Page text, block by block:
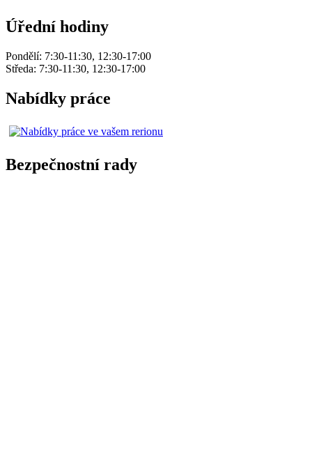
Úřední hodiny
Pondělí: 7:30-11:30, 12:30-17:00
Středa: 7:30-11:30, 12:30-17:00
Nabídky práce
Bezpečnostní rady